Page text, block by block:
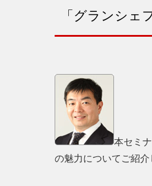
「グランシェ
本セミ
の魅力についてご紹介